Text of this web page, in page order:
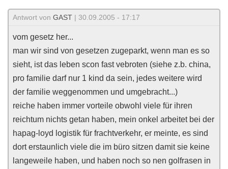
Antwort von GAST | 30.09.2005 - 17:17
vom gesetz her...
man wir sind von gesetzen zugeparkt, wenn man es so
sieht, ist das leben scon fast vebroten (siehe z.b. china,
pro familie darf nur 1 kind da sein, jedes weitere wird
der familie weggenommen und umgebracht...)
reiche haben immer vorteile obwohl viele für ihren
reichtum nichts getan haben, mein onkel arbeitet bei der
hapag-loyd logistik für frachtverkehr, er meinte, es sind
dort erstaunlich viele die im büro sitzen damit sie keine
langeweile haben, und haben noch so nen golfrasen in